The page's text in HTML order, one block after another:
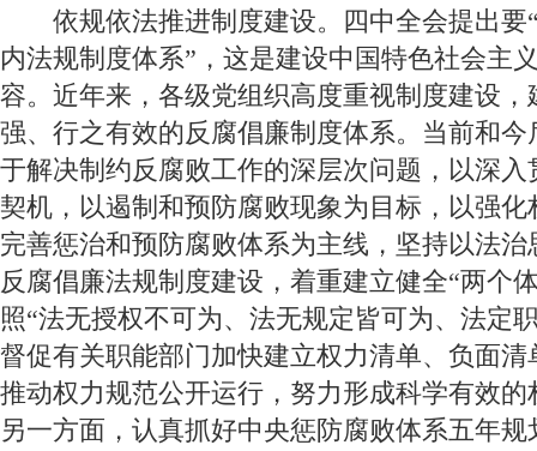
依规依法推进制度建设。四中全会提出要
内法规制度体系”，这是建设中国特色社会主
容。近年来，各级党组织高度重视制度建设
强、行之有效的反腐倡廉制度体系。当前和
于解决制约反腐败工作的深层次问题，以深
契机，以遏制和预防腐败现象为目标，以强
完善惩治和预防腐败体系为主线，坚持以法
反腐倡廉法规制度建设，着重建立健全“两个
照“法无授权不可为、法无规定皆可为、法定
督促有关职能部门加快建立权力清单、负面
推动权力规范公开运行，努力形成科学有效
另一方面，认真抓好中央惩防腐败体系五年